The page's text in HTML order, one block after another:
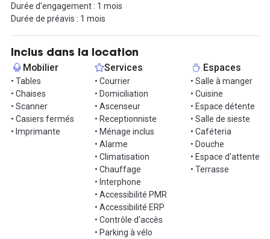
À très vite dans nos locaux !
Durée d'engagement : 1 mois
Durée de préavis : 1 mois
Inclus dans la location
Mobilier
• Tables
• Chaises
• Scanner
• Casiers fermés
• Imprimante
Services
• Courrier
• Domiciliation
• Ascenseur
• Receptionniste
• Ménage inclus
• Alarme
• Climatisation
• Chauffage
• Interphone
• Accessibilité PMR
• Accessibilité ERP
• Contrôle d'accès
• Parking à vélo
Espaces
• Salle à manger
• Cuisine
• Espace détente
• Salle de sieste
• Caféteria
• Douche
• Espace d'attente
• Terrasse